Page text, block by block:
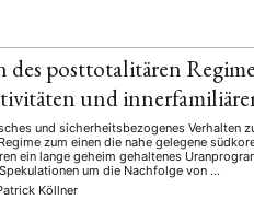
des posttotalitären
und
und sicherheitsbezogenes Verhalten
zum einen die nahe gelegene
ein lange geheim gehaltenes
um die Nachfolge von …
Köllner